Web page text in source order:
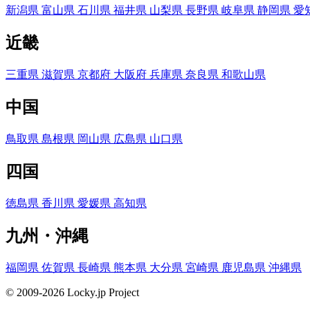
新潟県 富山県 石川県 福井県 山梨県 長野県 岐阜県 静岡県 愛
近畿
三重県 滋賀県 京都府 大阪府 兵庫県 奈良県 和歌山県
中国
鳥取県 島根県 岡山県 広島県 山口県
四国
徳島県 香川県 愛媛県 高知県
九州・沖縄
福岡県 佐賀県 長崎県 熊本県 大分県 宮崎県 鹿児島県 沖縄県
© 2009-2026 Locky.jp Project